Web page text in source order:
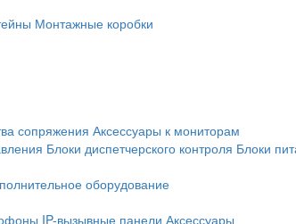
Монтажные коробки
сопряжения Аксессуары к мониторам
Блоки диспетчерского контроля Блоки
оборудование
IP-вызывные панели Аксессуары